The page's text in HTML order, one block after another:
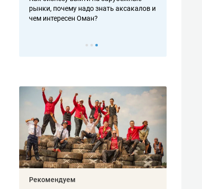
рынки, почему надо знать аксакалов и
чем интересен Оман?
Рекомендуем